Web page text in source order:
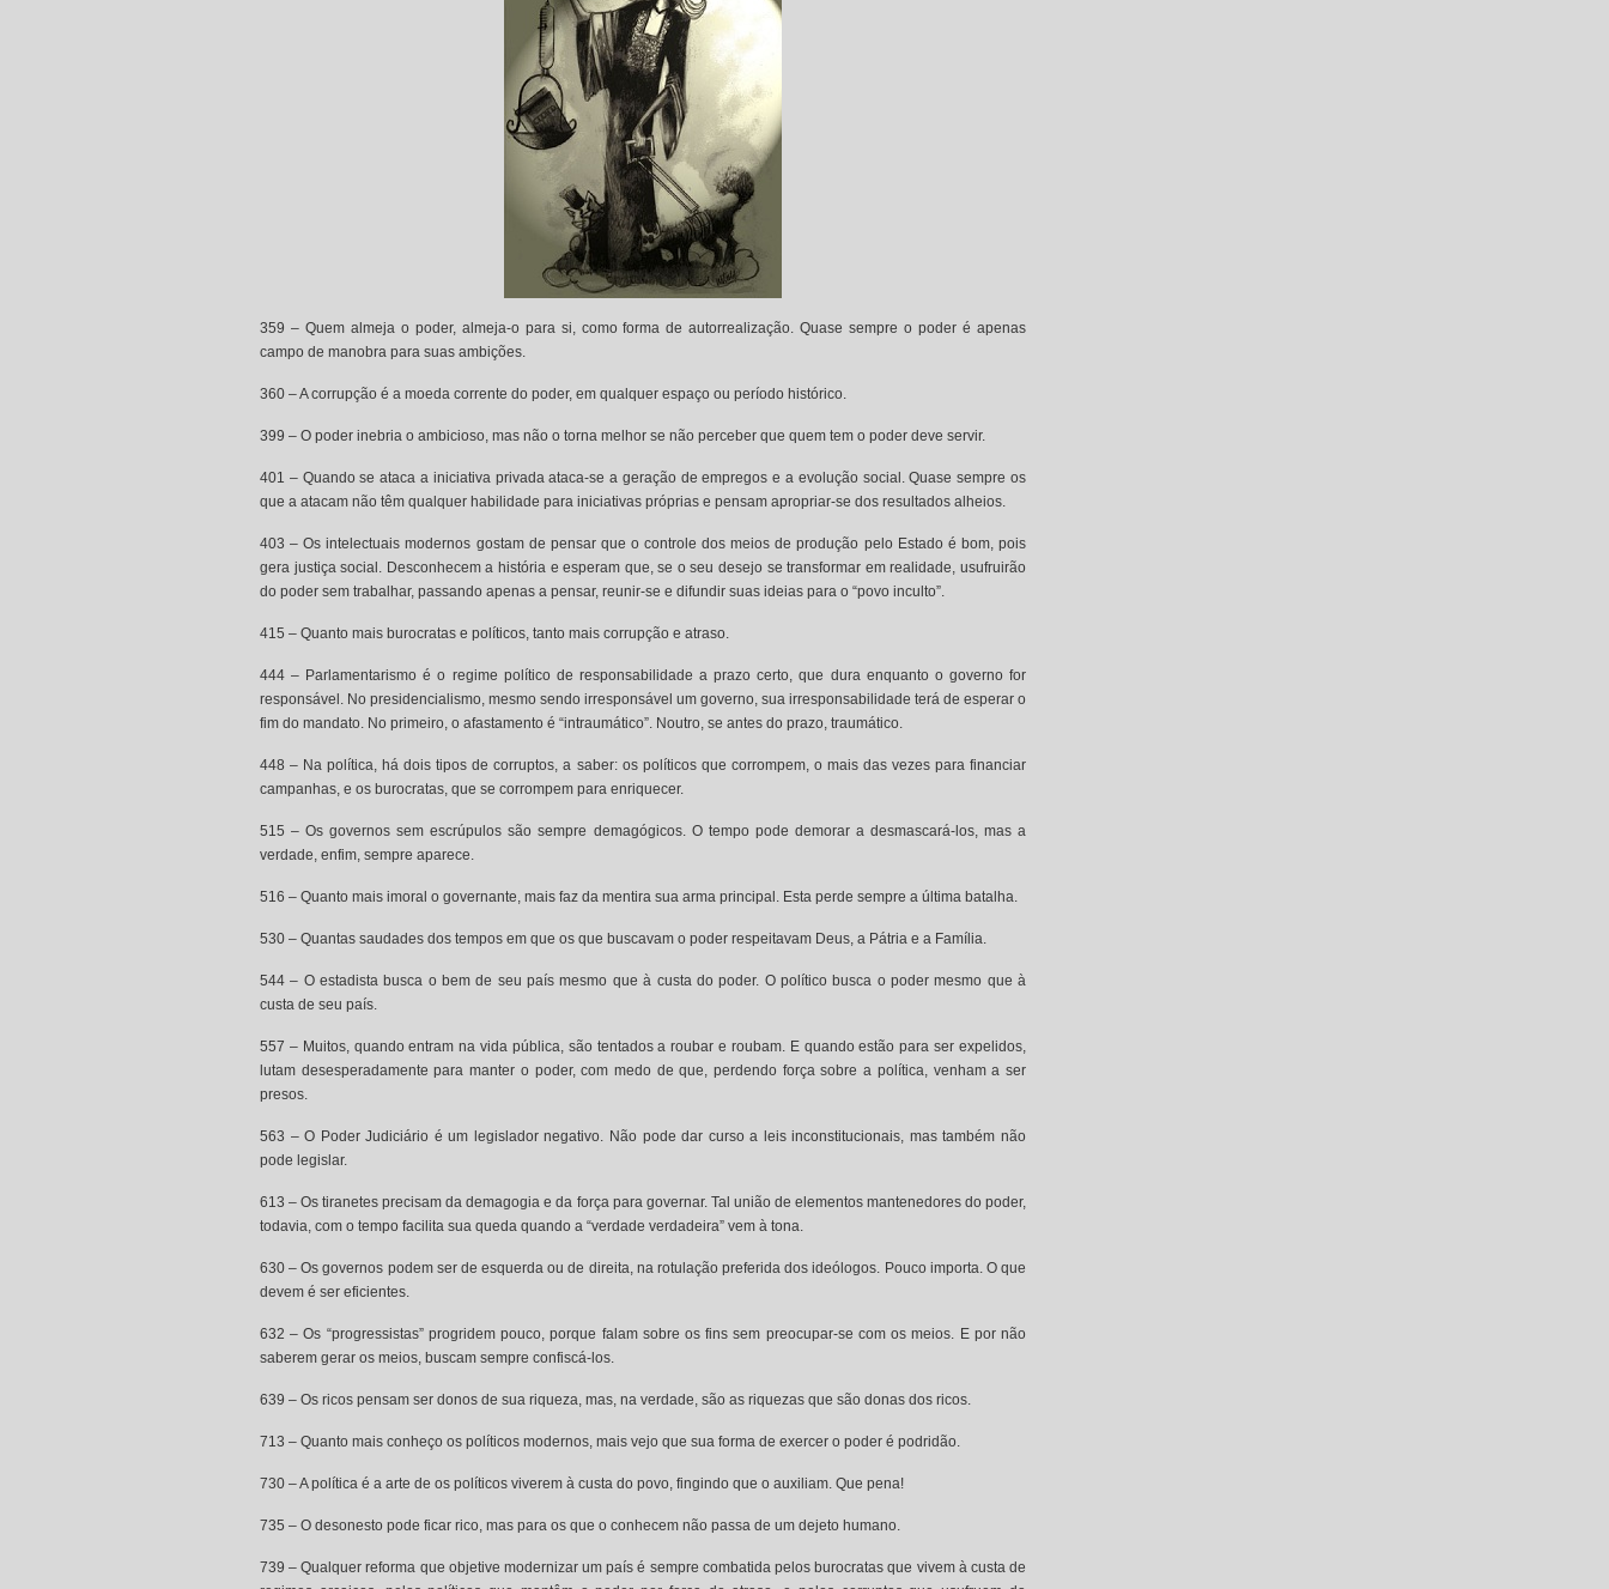
359 – Quem almeja o poder, almeja-o para si, como forma de autorrealização. Quase sempre o poder é apenas
campo de manobra para suas ambições.
360 – A corrupção é a moeda corrente do poder, em qualquer espaço ou período histórico.
399 – O poder inebria o ambicioso, mas não o torna melhor se não perceber que quem tem o poder deve servir.
401 – Quando se ataca a iniciativa privada ataca-se a geração de empregos e a evolução social. Quase sempre os
que a atacam não têm qualquer habilidade para iniciativas próprias e pensam apropriar-se dos resultados alheios.
403 – Os intelectuais modernos gostam de pensar que o controle dos meios de produção pelo Estado é bom, pois
gera justiça social. Desconhecem a história e esperam que, se o seu desejo se transformar em realidade, usufruirão
do poder sem trabalhar, passando apenas a pensar, reunir-se e difundir suas ideias para o “povo inculto”.
415 – Quanto mais burocratas e políticos, tanto mais corrupção e atraso.
444 – Parlamentarismo é o regime político de responsabilidade a prazo certo, que dura enquanto o governo for
responsável. No presidencialismo, mesmo sendo irresponsável um governo, sua irresponsabilidade terá de esperar o
fim do mandato. No primeiro, o afastamento é “intraumático”. Noutro, se antes do prazo, traumático.
448 – Na política, há dois tipos de corruptos, a saber: os políticos que corrompem, o mais das vezes para financiar
campanhas, e os burocratas, que se corrompem para enriquecer.
515 – Os governos sem escrúpulos são sempre demagógicos. O tempo pode demorar a desmascará-los, mas a
verdade, enfim, sempre aparece.
516 – Quanto mais imoral o governante, mais faz da mentira sua arma principal. Esta perde sempre a última batalha.
530 – Quantas saudades dos tempos em que os que buscavam o poder respeitavam Deus, a Pátria e a Família.
544 – O estadista busca o bem de seu país mesmo que à custa do poder. O político busca o poder mesmo que à
custa de seu país.
557 – Muitos, quando entram na vida pública, são tentados a roubar e roubam. E quando estão para ser expelidos,
lutam desesperadamente para manter o poder, com medo de que, perdendo força sobre a política, venham a ser
presos.
563 – O Poder Judiciário é um legislador negativo. Não pode dar curso a leis inconstitucionais, mas também não
pode legislar.
613 – Os tiranetes precisam da demagogia e da força para governar. Tal união de elementos mantenedores do poder,
todavia, com o tempo facilita sua queda quando a “verdade verdadeira” vem à tona.
630 – Os governos podem ser de esquerda ou de direita, na rotulação preferida dos ideólogos. Pouco importa. O que
devem é ser eficientes.
632 – Os “progressistas” progridem pouco, porque falam sobre os fins sem preocupar-se com os meios. E por não
saberem gerar os meios, buscam sempre confiscá-los.
639 – Os ricos pensam ser donos de sua riqueza, mas, na verdade, são as riquezas que são donas dos ricos.
713 – Quanto mais conheço os políticos modernos, mais vejo que sua forma de exercer o poder é podridão.
730 – A política é a arte de os políticos viverem à custa do povo, fingindo que o auxiliam. Que pena!
735 – O desonesto pode ficar rico, mas para os que o conhecem não passa de um dejeto humano.
739 – Qualquer reforma que objetive modernizar um país é sempre combatida pelos burocratas que vivem à custa de